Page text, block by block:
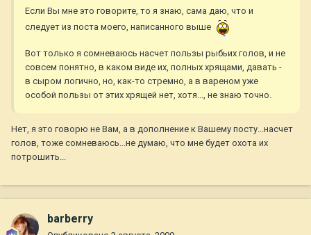
Если Вы мне это говорите, то я знаю, сама даю, что и
следует из поста моего, написанного выше
Вот только я сомневаюсь насчет пользы рыбьих голов, и не
совсем понятно, в каком виде их, полных хрящами, давать -
в сыром логично, но, как-то стремно, а в вареном уже
особой пользы от этих хрящей нет, хотя..., не знаю точно.
Нет, я это говорю не Вам, а в дополнение к Вашему посту...насчет
голов, тоже сомневаюсь...не думаю, что мне будет охота их
потрошить...
barberry